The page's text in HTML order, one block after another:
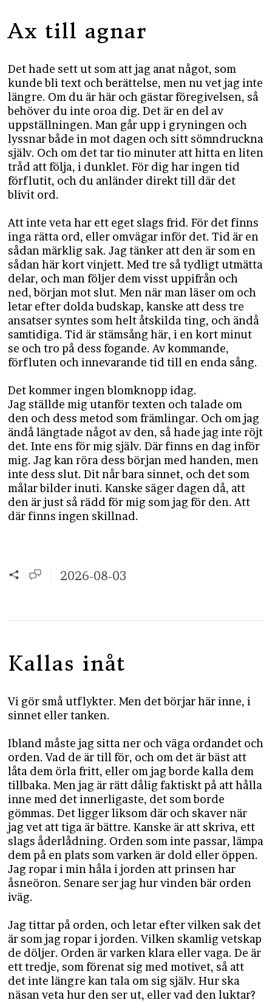
Ax till agnar
Det hade sett ut som att jag anat något, som
kunde bli text och berättelse, men nu vet jag inte
längre. Om du är här och gästar föregivelsen, så
behöver du inte oroa dig. Det är en del av
uppställningen. Man går upp i gryningen och
lyssnar både in mot dagen och sitt sömndruckna
själv. Och om det tar tio minuter att hitta en liten
tråd att följa, i dunklet. För dig har ingen tid
förflutit, och du anländer direkt till där det
blivit ord.
Att inte veta har ett eget slags frid. För det finns
inga rätta ord, eller omvägar inför det. Tid är en
sådan märklig sak. Jag tänker att den är som en
sådan här kort vinjett. Med tre så tydligt utmätta
delar, och man följer dem visst uppifrån och
ned, början mot slut. Men när man läser om och
letar efter dolda budskap, kanske att dess tre
ansatser syntes som helt åtskilda ting, och ändå
samtidiga. Tid är stämsång här, i en kort minut
se och tro på dess fogande. Av kommande,
förfluten och innevarande tid till en enda sång.
Det kommer ingen blomknopp idag.
Jag ställde mig utanför texten och talade om
den och dess metod som främlingar. Och om jag
ändå längtade något av den, så hade jag inte röjt
det. Inte ens för mig själv. Där finns en dag inför
mig. Jag kan röra dess början med handen, men
inte dess slut. Dit når bara sinnet, och det som
målar bilder inuti. Kanske säger dagen då, att
den är just så rädd för mig som jag för den. Att
där finns ingen skillnad.
2026-08-03
Kallas inåt
Vi gör små utflykter. Men det börjar här inne, i
sinnet eller tanken.
Ibland måste jag sitta ner och väga ordandet och
orden. Vad de är till för, och om det är bäst att
låta dem örla fritt, eller om jag borde kalla dem
tillbaka. Men jag är rätt dålig faktiskt på att hålla
inne med det innerligaste, det som borde
gömmas. Det ligger liksom där och skaver när
jag vet att tiga är bättre. Kanske är att skriva, ett
slags åderlådning. Orden som inte passar, lämpa
dem på en plats som varken är dold eller öppen.
Jag ropar i min håla i jorden att prinsen har
åsneöron. Senare ser jag hur vinden bär orden
iväg.
Jag tittar på orden, och letar efter vilken sak det
är som jag ropar i jorden. Vilken skamlig vetskap
de döljer. Orden är varken klara eller vaga. De är
ett tredje, som förenat sig med motivet, så att
det inte längre kan tala om sig själv. Hur ska
näsan veta hur den ser ut, eller vad den luktar?